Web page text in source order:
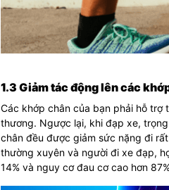
1.3 Giảm tác động lên các
Các khớp chân của bạn phải hỗ
thương. Ngược lại, khi đạp xe,
chân đều được giảm sức nặng đi
thường xuyên và người đi xe đạp,
14% và nguy cơ đau cơ cao hơn